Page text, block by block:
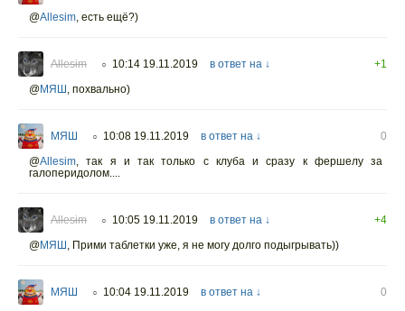
@Allesim, есть ещё?)
Allesim ○ 10:14 19.11.2019 в ответ на ↓
+1
@МЯШ , похвально)
МЯШ ○ 10:08 19.11.2019 в ответ на ↓
0
@Allesim, так я и так только с клуба и сразу к фершелу за
галоперидолом....
Allesim ○ 10:05 19.11.2019 в ответ на ↓
+4
@МЯШ , Прими таблетки уже, я не могу долго подыгрывать))
МЯШ ○ 10:04 19.11.2019 в ответ на ↓
0